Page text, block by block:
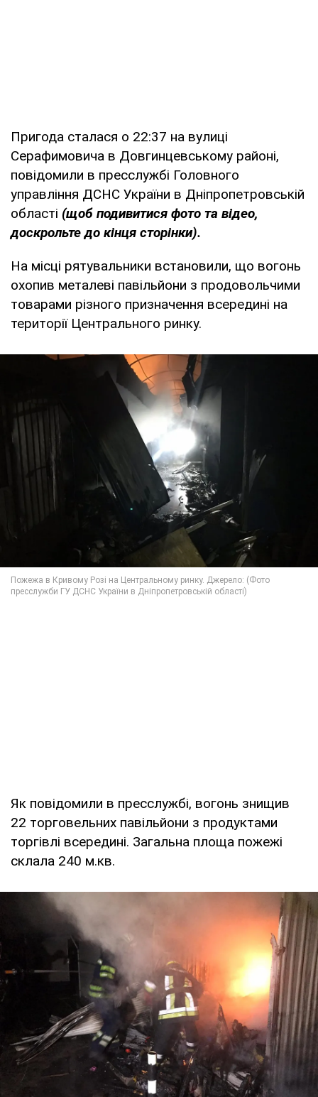
Пригода сталася о 22:37 на вулиці
Серафимовича в Довгинцевському районі,
повідомили в пресслужбі Головного
управління ДСНС України в Дніпропетровській
області (щоб подивитися фото та відео,
доскрольте до кінця сторінки).
На місці рятувальники встановили, що вогонь
охопив металеві павільйони з продовольчими
товарами різного призначення всередині на
території Центрального ринку.
Як повідомили в пресслужбі, вогонь знищив
22 торговельних павільйони з продуктами
торгівлі всередині. Загальна площа пожежі
склала 240 м.кв.